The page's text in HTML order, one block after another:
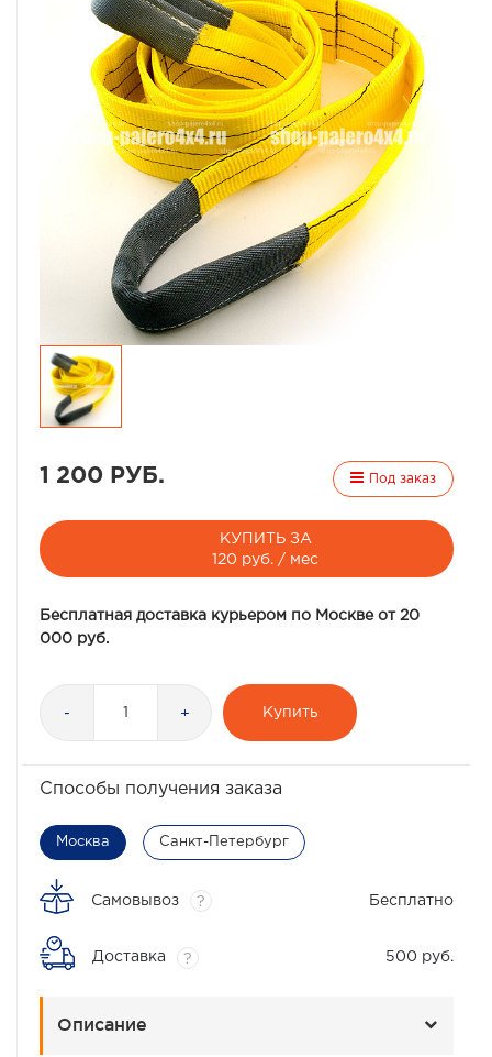
1 200 РУБ. Под заказ
КУПИТЬ ЗА
120 руб. / мес
Бесплатная доставка курьером по Москве от 20
000 руб.
- + Купить
Способы получения заказа
Москва Санкт-Петербург
Самовывоз ? Бесплатно
Доставка ? 500 руб.
Описание